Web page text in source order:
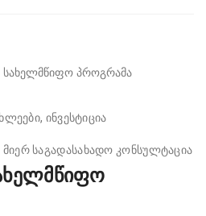
ინვესტიცია
მიერ საგადასახადო კონსულტაცია